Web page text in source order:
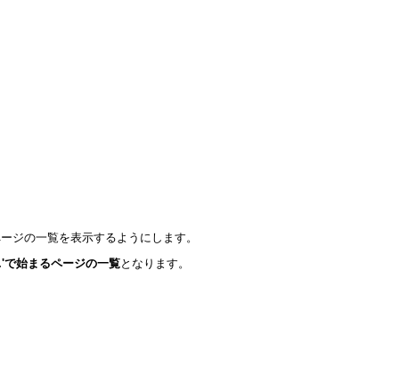
ジの一覧を表示するようにします。
始まるページの一覧となります。